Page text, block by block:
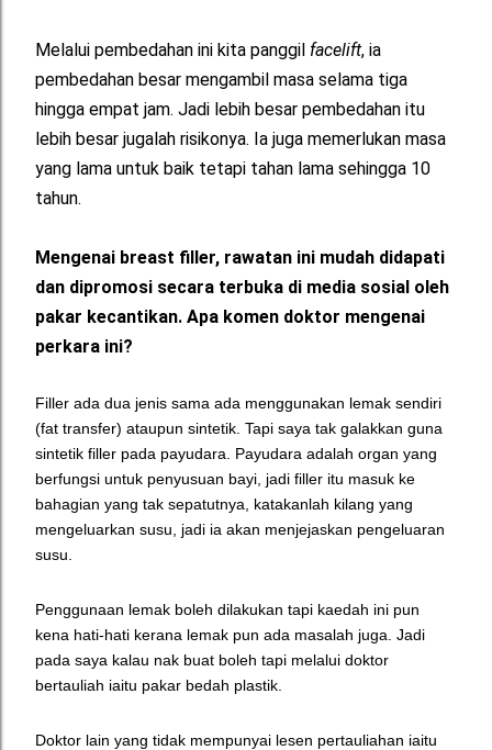
Melalui pembedahan ini kita panggil facelift, ia
pembedahan besar mengambil masa selama tiga
hingga empat jam. Jadi lebih besar pembedahan itu
lebih besar jugalah risikonya. Ia juga memerlukan masa
yang lama untuk baik tetapi tahan lama sehingga 10
tahun.
Mengenai breast filler, rawatan ini mudah didapati
dan dipromosi secara terbuka di media sosial oleh
pakar kecantikan. Apa komen doktor mengenai
perkara ini?
Filler ada dua jenis sama ada menggunakan lemak sendiri
(fat transfer) ataupun sintetik. Tapi saya tak galakkan guna
sintetik filler pada payudara. Payudara adalah organ yang
berfungsi untuk penyusuan bayi, jadi filler itu masuk ke
bahagian yang tak sepatutnya, katakanlah kilang yang
mengeluarkan susu, jadi ia akan menjejaskan pengeluaran
susu.
Penggunaan lemak boleh dilakukan tapi kaedah ini pun
kena hati-hati kerana lemak pun ada masalah juga. Jadi
pada saya kalau nak buat boleh tapi melalui doktor
bertauliah iaitu pakar bedah plastik.
Doktor lain yang tidak mempunyai lesen pertauliahan iaitu